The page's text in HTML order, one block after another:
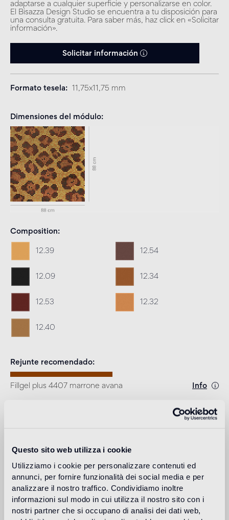
Questo sito web utilizza i cookie
Utilizziamo i cookie per personalizzare contenuti ed
annunci, per fornire funzionalità dei social media e per
analizzare il nostro traffico. Condividiamo inoltre
informazioni sul modo in cui utilizza il nostro sito con i
nostri partner che si occupano di analisi dei dati web,
adaptarse a cualquier superficie y personalizarse en color.
El Bisazza Design Studio se encuentra a tu disposición para
una consulta gratuita. Para saber más, haz click en «Solicitar
información».
Solicitar información
Formato tesela 11,75x11,75 mm
Dimensiones del módulo
Composition
12.39 12.54
12.09 12.34
12.53 12.32
12.40
Rejunte recomendado
Fillgel plus 4407 marrone avana Info
Design
carlo dal bianco
Carlo Dal Bianco, arquitecto y diseñador, creó su propio